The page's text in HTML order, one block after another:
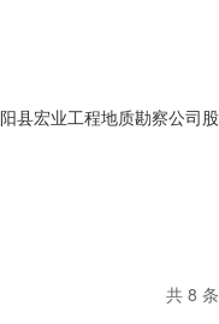
宏业工程地质勘察公司
，不分开处置。标的基本
共 8 条